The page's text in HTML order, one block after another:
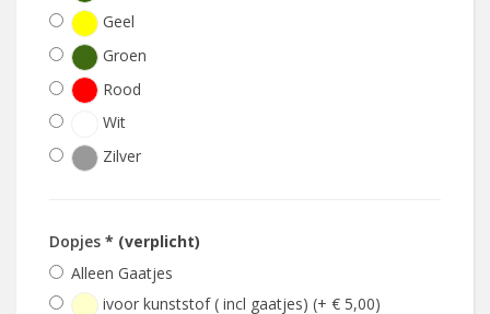
Geel
Groen
Rood
Wit
Zilver
Dopjes * (verplicht)
Alleen Gaatjes
ivoor kunststof ( incl gaatjes) (+ € 5,00)